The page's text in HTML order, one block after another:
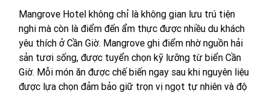
Mangrove Hotel không chỉ là không gian lưu trú tiện
nghi mà còn là điểm đến ẩm thực được nhiều du khách
yêu thích ở Cần Giờ. Mangrove ghi điểm nhờ nguồn hải
sản tươi sống, được tuyển chọn kỹ lưỡng từ biển Cần
Giờ. Mỗi món ăn được chế biến ngay sau khi nguyên liệu
được lựa chọn đảm bảo giữ trọn vị ngọt tự nhiên và độ